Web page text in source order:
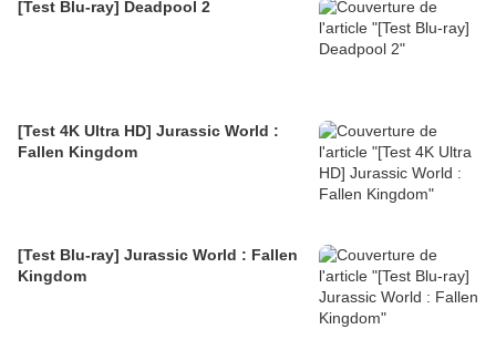
[Test Blu-ray] Deadpool 2
[Test 4K Ultra HD] Jurassic World :
Fallen Kingdom
[Test Blu-ray] Jurassic World : Fallen
Kingdom